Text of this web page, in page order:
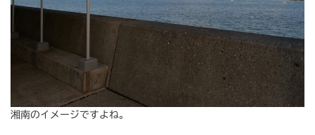
湘南のイメージですよね。